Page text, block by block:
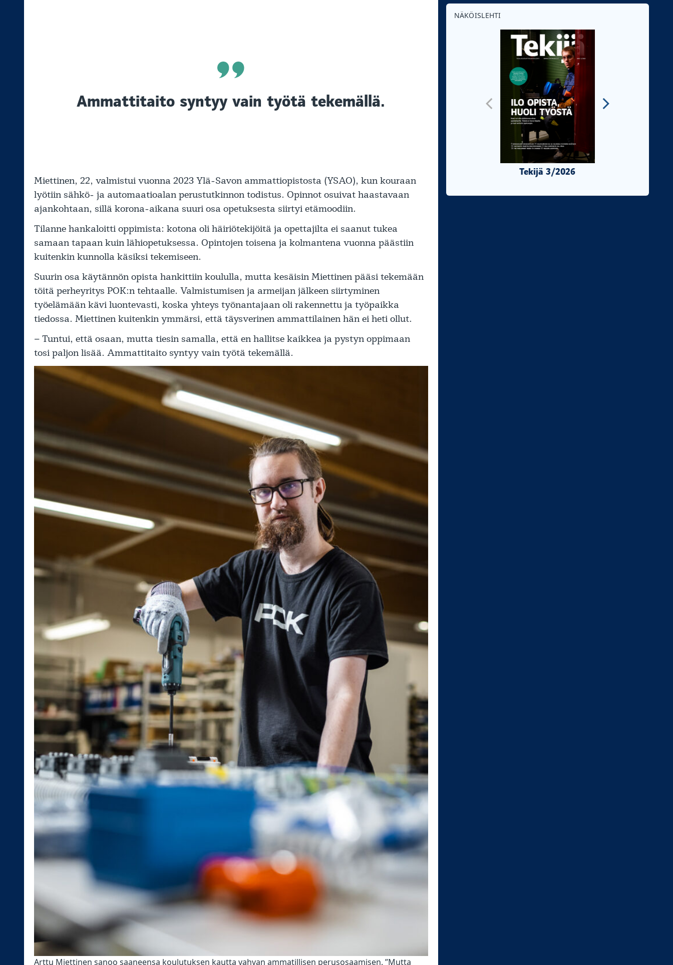
Ammattitaito syntyy vain työtä tekemällä.
Miettinen, 22, valmistui vuonna 2023 Ylä-Savon ammattiopistosta (YSAO), kun kouraan
lyötiin sähkö- ja automaatioalan perustutkinnon todistus. Opinnot osuivat haastavaan
ajankohtaan, sillä korona-aikana suuri osa opetuksesta siirtyi etämoodiin.
Tilanne hankaloitti oppimista: kotona oli häiriötekijöitä ja opettajilta ei saanut tukea
samaan tapaan kuin lähiopetuksessa. Opintojen toisena ja kolmantena vuonna päästiin
kuitenkin kunnolla käsiksi tekemiseen.
Suurin osa käytännön opista hankittiin koululla, mutta kesäisin Miettinen pääsi tekemään
töitä perheyritys POK:n tehtaalle. Valmistumisen ja armeijan jälkeen siirtyminen
työelämään kävi luontevasti, koska yhteys työnantajaan oli rakennettu ja työpaikka
tiedossa. Miettinen kuitenkin ymmärsi, että täysverinen ammattilainen hän ei heti ollut.
– Tuntui, että osaan, mutta tiesin samalla, että en hallitse kaikkea ja pystyn oppimaan
tosi paljon lisää. Ammattitaito syntyy vain työtä tekemällä.
Arttu Miettinen sanoo saaneensa koulutuksen kautta vahvan ammatillisen perusosaamisen. ”Mutta
NÄKÖISLEHTI
Tekijä 3/2026